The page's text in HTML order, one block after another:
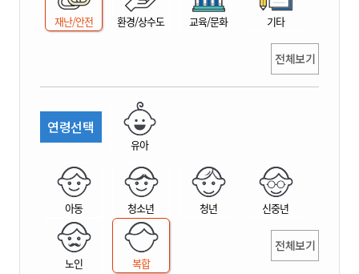
재난/안전 환경/상수도 교육/문화 기타
전체보기
연령선택
유아
아동 청소년 청년 신중년
노인 복합
전체보기